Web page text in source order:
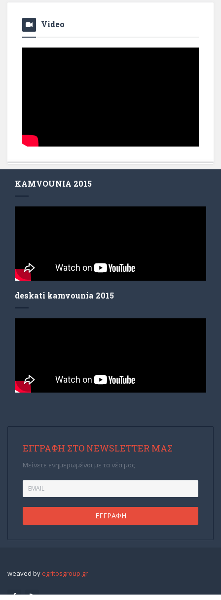
Video
KAMVOUNIA 2015
deskati kamvounia 2015
ΕΓΓΡΑΦΉ ΣΤΟ NEWSLETTER ΜΑΣ
Μείνετε ενημερωμένοι με τα νέα μας
weaved by egritosgroup.gr